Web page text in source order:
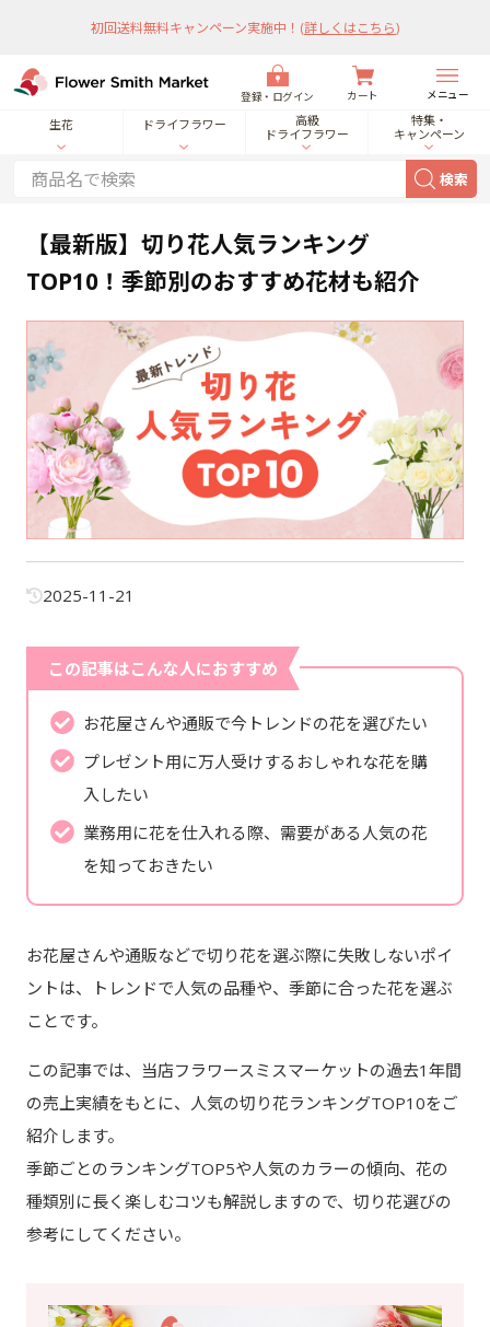
初回送料無料キャンペーン実施中！ (詳しくはこちら)
登録・ログイン カート メニュー
生花 ドライフラワー
高級
ドライフラワー
特集・
キャンペーン
検索
【最新版】切り花人気ランキング
TOP10！季節別のおすすめ花材も紹介
2025-11-21
この記事はこんな人におすすめ
お花屋さんや通販で今トレンドの花を選びたい
プレゼント用に万人受けするおしゃれな花を購
入したい
業務用に花を仕入れる際、需要がある人気の花
を知っておきたい
お花屋さんや通販などで切り花を選ぶ際に失敗しないポイ
ントは、トレンドで人気の品種や、季節に合った花を選ぶ
ことです。
この記事では、当店フラワースミスマーケットの過去1年間
の売上実績をもとに、人気の切り花ランキングTOP10をご
紹介します。
季節ごとのランキングTOP5や人気のカラーの傾向、花の
種類別に長く楽しむコツも解説しますので、切り花選びの
参考にしてください。